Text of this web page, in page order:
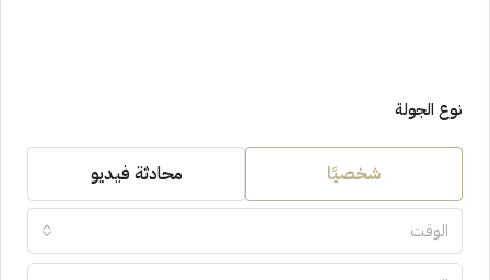
نوع الجولة
شخصيًا محادثة فيديو
الوقت